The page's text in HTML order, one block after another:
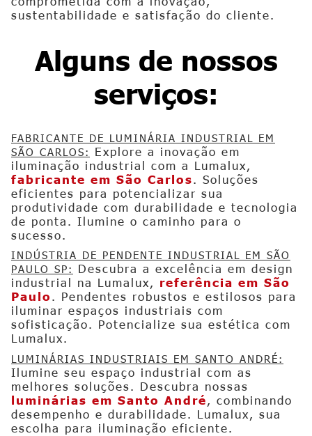
sustentabilidade e satisfação do cliente.
Alguns de nossos
serviços:
FABRICANTE DE LUMINÁRIA INDUSTRIAL EM
SÃO CARLOS:
Explore a inovação em
iluminação industrial com a Lumalux,
fabricante em São Carlos. Soluções
eficientes para potencializar sua
produtividade com durabilidade e tecnologia
de ponta. Ilumine o caminho para o
sucesso.
INDÚSTRIA DE PENDENTE INDUSTRIAL EM SÃO
PAULO SP:
Descubra a excelência em design
industrial na Lumalux, referência em São
Paulo. Pendentes robustos e estilosos para
iluminar espaços industriais com
sofisticação. Potencialize sua estética com
Lumalux.
LUMINÁRIAS INDUSTRIAIS EM SANTO ANDRÉ:
Ilumine seu espaço industrial com as
melhores soluções. Descubra nossas
luminárias em Santo André, combinando
desempenho e durabilidade. Lumalux, sua
escolha para iluminação eficiente.